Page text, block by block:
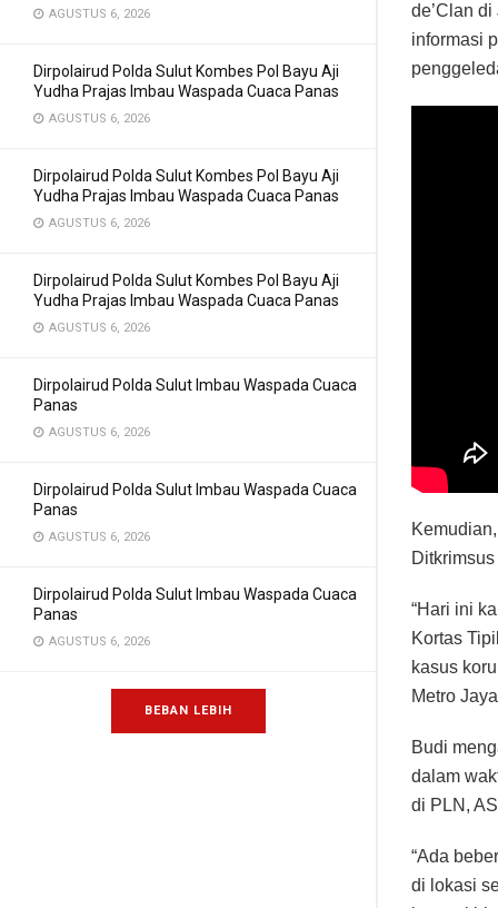
AGUSTUS 6, 2026
Dirpolairud Polda Sulut Kombes Pol Bayu Aji
Yudha Prajas Imbau Waspada Cuaca Panas
AGUSTUS 6, 2026
Dirpolairud Polda Sulut Kombes Pol Bayu Aji
Yudha Prajas Imbau Waspada Cuaca Panas
AGUSTUS 6, 2026
Dirpolairud Polda Sulut Kombes Pol Bayu Aji
Yudha Prajas Imbau Waspada Cuaca Panas
AGUSTUS 6, 2026
Dirpolairud Polda Sulut Imbau Waspada Cuaca
Panas
AGUSTUS 6, 2026
Dirpolairud Polda Sulut Imbau Waspada Cuaca
Panas
AGUSTUS 6, 2026
Dirpolairud Polda Sulut Imbau Waspada Cuaca
Panas
AGUSTUS 6, 2026
BEBAN LEBIH
de’Clan
informasi
“Hari ini
Kortas
kasus
Metro
Budi
dalam
di PLN,
“Ada
di lokasi